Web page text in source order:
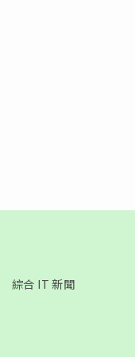
綜合 IT 新聞